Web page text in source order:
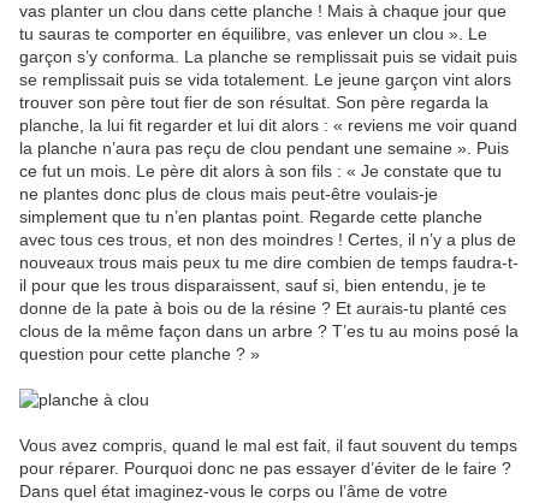
vas planter un clou dans cette planche ! Mais à chaque jour que
tu sauras te comporter en équilibre, vas enlever un clou ». Le
garçon s’y conforma. La planche se remplissait puis se vidait puis
se remplissait puis se vida totalement. Le jeune garçon vint alors
trouver son père tout fier de son résultat. Son père regarda la
planche, la lui fit regarder et lui dit alors : « reviens me voir quand
la planche n’aura pas reçu de clou pendant une semaine ». Puis
ce fut un mois. Le père dit alors à son fils : « Je constate que tu
ne plantes donc plus de clous mais peut-être voulais-je
simplement que tu n’en plantas point. Regarde cette planche
avec tous ces trous, et non des moindres ! Certes, il n’y a plus de
nouveaux trous mais peux tu me dire combien de temps faudra-t-
il pour que les trous disparaissent, sauf si, bien entendu, je te
donne de la pate à bois ou de la résine ? Et aurais-tu planté ces
clous de la même façon dans un arbre ? T’es tu au moins posé la
question pour cette planche ? »
Vous avez compris, quand le mal est fait, il faut souvent du temps
pour réparer. Pourquoi donc ne pas essayer d’éviter de le faire ?
Dans quel état imaginez-vous le corps ou l’âme de votre